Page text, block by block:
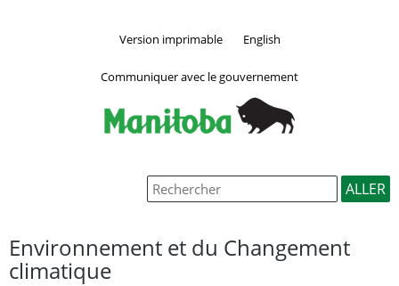
Version imprimable English
Communiquer avec le gouvernement
Environnement et du Changement
climatique